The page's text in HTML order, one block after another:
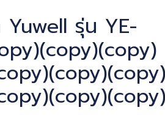
Yuwell รุ่น YE-